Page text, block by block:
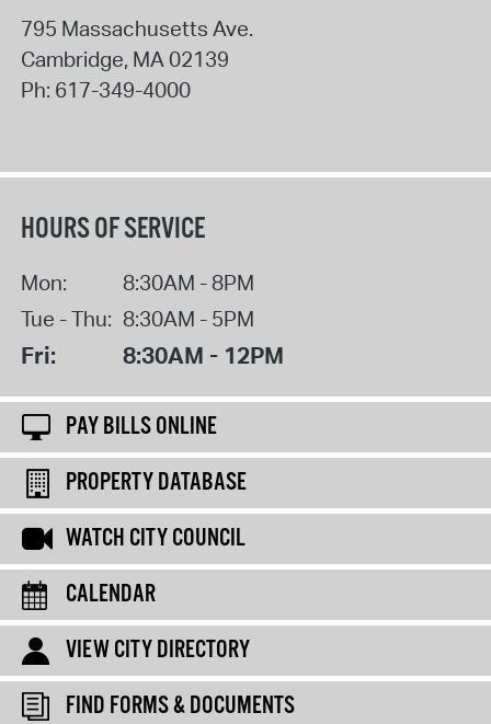
795 Massachusetts Ave.
Cambridge, MA02139
Ph: 617-349-4000
HOURS OF SERVICE
Mon:
8:30AM - 8PM
Tue - Thu: 8:30AM - 5PM
Fri: 8:30AM - 12PM
PAY BILLS ONLINE
PROPERTY DATABASE
WATCH CITY COUNCIL
CALENDAR
VIEW CITY DIRECTORY
FIND FORMS & DOCUMENTS